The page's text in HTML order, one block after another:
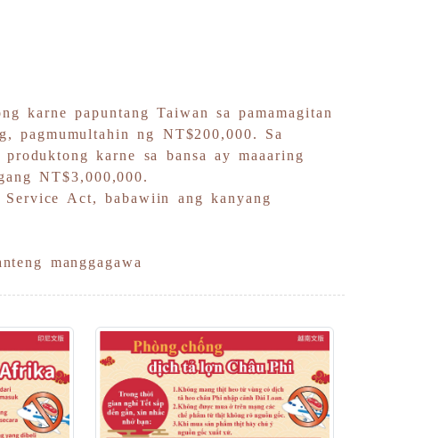
karne papuntang Taiwan sa pamamagitan
pagmumultahin ng NT$200,000. Sa
karne sa bansa ay maaaring
NT$3,000,000.
Service Act, babawiin ang kanyang
manggagawa